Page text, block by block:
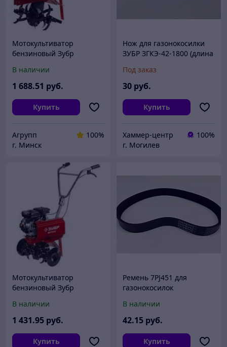
Мотокультиватор
бензиновый Зубр
В наличии
1 688.51 руб.
Купить
Агрупп
100%
г. Минск
Нож для газонокосилки
ЗУБР ЗГКЭ-42-1800 (длина
Под заказ
30 руб.
Купить
Хаммер-центр
100%
г. Могилев
Мотокультиватор
бензиновый Зубр
В наличии
1 431.95 руб.
Купить
Ремень 7PJ451 для
газонокосилок
В наличии
42.15 руб.
Купить